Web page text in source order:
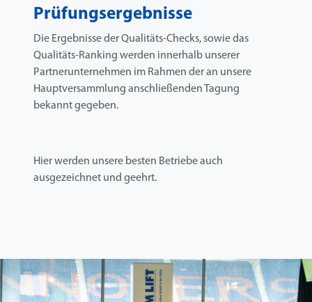
Prüfungsergebnisse
Die Ergebnisse der Qualitäts-Checks, sowie das
Qualitäts-Ranking werden innerhalb unserer
Partnerunternehmen im Rahmen der an unsere
Hauptversammlung anschließenden Tagung
bekannt gegeben.
Hier werden unsere besten Betriebe auch
ausgezeichnet und geehrt.